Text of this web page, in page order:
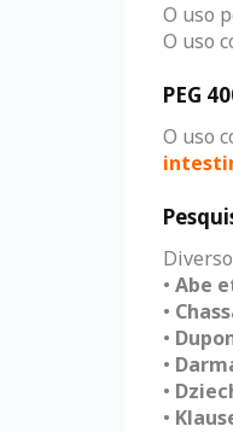
O uso
O uso
PEG
O uso
• Abe
•
•
•
•
•